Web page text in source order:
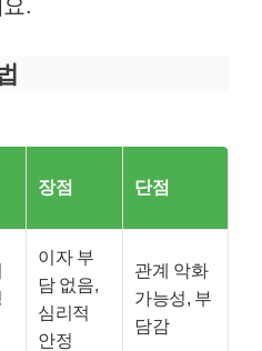
.
장점 단점
이자 부
담 없음,
심리적
안정
관계 악화
가능성, 부
담감